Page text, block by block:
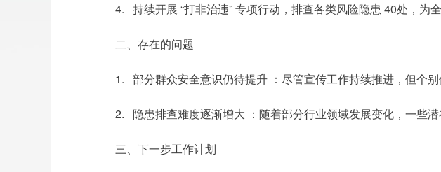
4. 持续开展 “打非治违” 专项行动，排查各类风险隐患 40处，为
二、存在的问题
1. 部分群众安全意识仍待提升 ：尽管宣传工作持续推进，但个别
2. 隐患排查难度逐渐增大 ：随着部分行业领域发展变化，一些
三、下一步工作计划